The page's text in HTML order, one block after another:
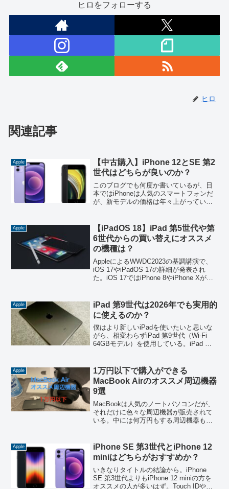
ヒロをフォローする
ヒロ
関連記事
Apple
【中古購入】iPhone 12とSE 第2
世代はどちらが良いのか？
このブログでも何度か書いているが、日
本ではiPhoneは人気のスマートフォンだ
が、新モデルの価格は年々上がってい
まだ活躍してくれている。また中古スマ
ホで...
Apple
【iPadOS 18】iPad 第5世代や第
6世代からの買い替えにオススメ
の機種は？
AppleによるWWDC2023の基調講演で、
iOS 17やiPadOS 17の詳細が発表され
た。iOS 17ではiPhone 8やiPhone Xがア
Apple
iPad 第9世代は2026年でも実用的
に使えるのか？
僕はより新しいiPadを使いたいと思いな
がら、相変わらずiPad 第9世代（Wi-Fi
64GBモデル）を使用している。iPad 第9
る。今年の秋で発売から...
Apple
1万円以下で購入ができる
MacBook Airのオススメ周辺機器
9選
MacBookは人気のノートパソコンだが、
それだけに色々な周辺機器が販売されて
いる。中には何万円もする周辺機器もあ
とあるので選ぶのも大変だ。1万円以下で
購入ができる...
Apple
iPhone SE 第3世代とiPhone 12
miniはどちらがおすすめか？
いきなりタイトルの結論から。iPhone
SE 第3世代よりもiPhone 12 miniの方を
オススメの人が多いはず。Touch IDやク